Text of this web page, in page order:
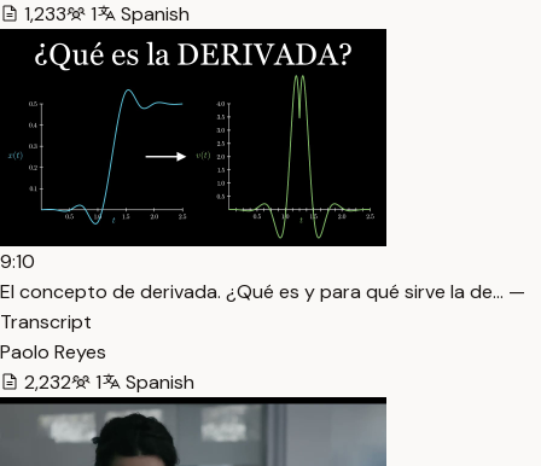
1,233
1 Spanish
9:10
El concepto de derivada. ¿Qué es y para qué sirve la de… —
Transcript
Paolo Reyes
2,232
1 Spanish